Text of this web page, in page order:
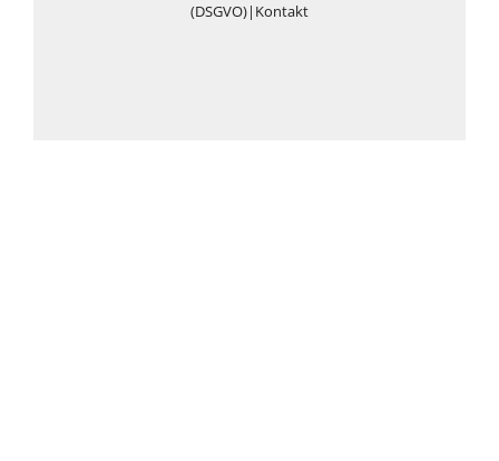
(DSGVO)| Kontakt